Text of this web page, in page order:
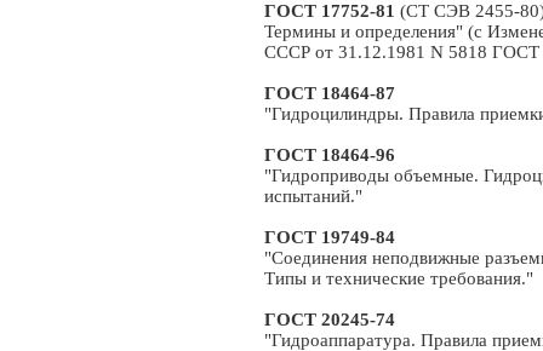
ГОСТ 17752-81 (СТ СЭВ 2455-
Термины и определения" (с
СССР от 31.12.1981 N 5818 ГОСТ
ГОСТ 18464-87
"Гидроцилиндры. Правила
ГОСТ 18464-96
"Гидроприводы объемные.
испытаний."
ГОСТ 19749-84
"Соединения неподвижные
Типы и технические требования."
ГОСТ 20245-74
"Гидроаппаратура. Правила